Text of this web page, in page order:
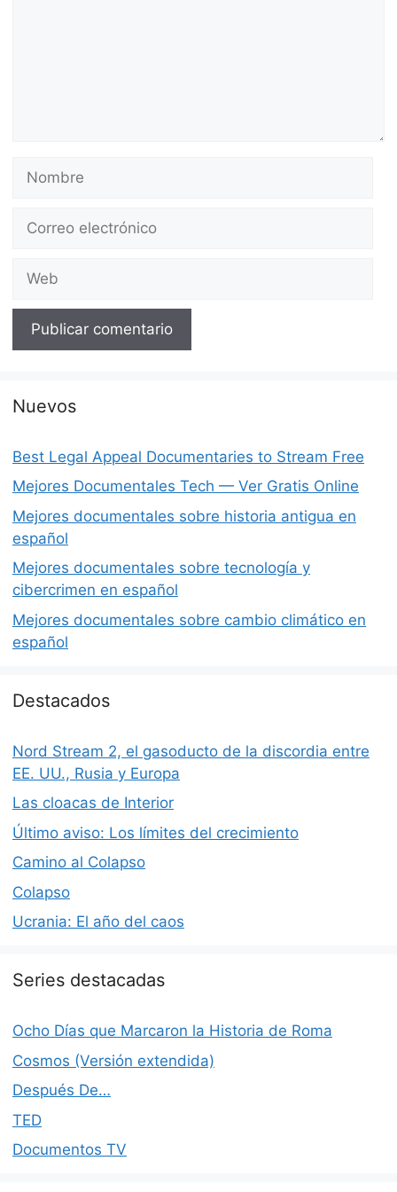
electrónico
Nuevos
Best Legal Appeal Documentaries to Stream Free
Mejores Documentales Tech — Ver Gratis Online
Mejores documentales sobre historia antigua en
español
Mejores documentales sobre tecnología y
cibercrimen en español
Mejores documentales sobre cambio climático en
español
Destacados
Nord Stream 2, el gasoducto de la discordia entre
EE. UU., Rusia y Europa
Las cloacas de Interior
Último aviso: Los límites del crecimiento
Camino al Colapso
Colapso
Ucrania: El año del caos
Series destacadas
Ocho Días que Marcaron la Historia de Roma
Cosmos (Versión extendida)
Después De…
TED
Documentos TV